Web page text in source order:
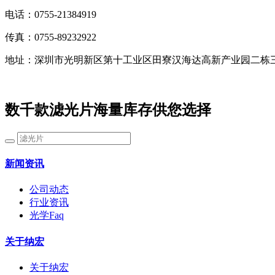
电话：0755-21384919
传真：0755-89232922
地址：深圳市光明新区第十工业区田寮汉海达高新产业园二栋
数千款滤光片海量库存供您选择
新闻资讯
公司动态
行业资讯
光学Faq
关于纳宏
关于纳宏